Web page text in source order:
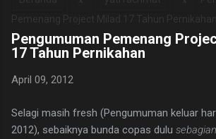
Pengumuman Pemenang
17 Tahun Pernikahan
April 09, 2012
Selagi masih fresh (Pengumuman keluar
2012), sebaiknya bunda copas dulu sebagian